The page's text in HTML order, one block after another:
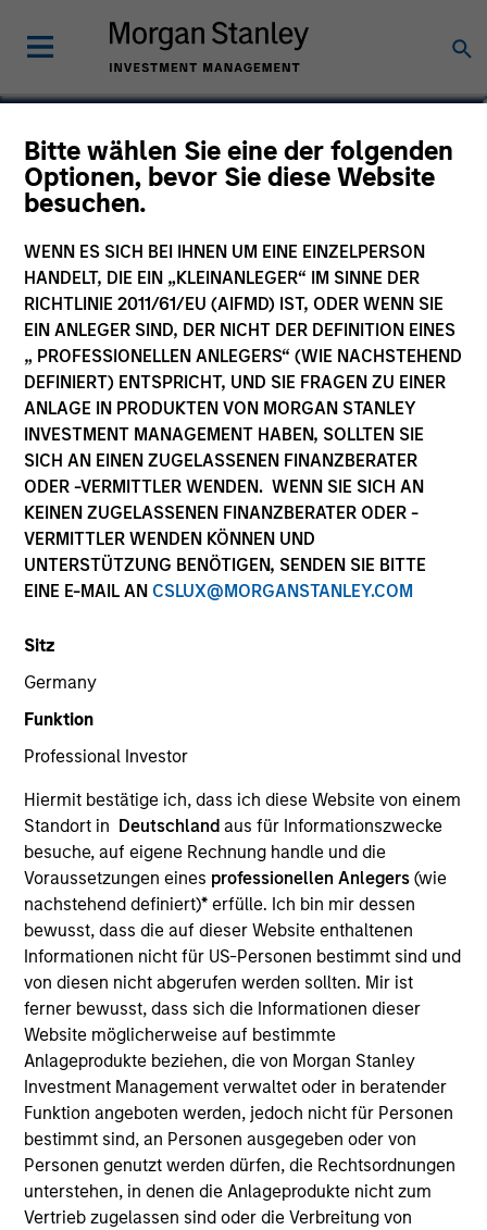
Bitte wählen Sie eine der folgenden
Optionen, bevor Sie diese Website
besuchen.
WENN ES SICH BEI IHNEN UM EINE EINZELPERSON
HANDELT, DIE EIN „KLEINANLEGER“ IM SINNE DER
RICHTLINIE 2011/61/EU (AIFMD) IST, ODER WENN SIE
EIN ANLEGER SIND, DER NICHT DER DEFINITION EINES
„ PROFESSIONELLEN ANLEGERS“ (WIE NACHSTEHEND
DEFINIERT) ENTSPRICHT, UND SIE FRAGEN ZU EINER
ANLAGE IN PRODUKTEN VON MORGAN STANLEY
INVESTMENT MANAGEMENT HABEN, SOLLTEN SIE
SICH AN EINEN ZUGELASSENEN FINANZBERATER
ODER -VERMITTLER WENDEN. WENN SIE SICH AN
KEINEN ZUGELASSENEN FINANZBERATER ODER -
VERMITTLER WENDEN KÖNNEN UND
UNTERSTÜTZUNG BENÖTIGEN, SENDEN SIE BITTE
EINE E-MAIL AN CSLUX@MORGANSTANLEY.COM
Sitz
Germany
Funktion
Professional Investor
Hiermit bestätige ich, dass ich diese Website von einem
Standort in Deutschland aus für Informationszwecke
besuche, auf eigene Rechnung handle und die
Voraussetzungen eines professionellen Anlegers(wie
nachstehend definiert)* erfülle. Ich bin mir dessen
bewusst, dass die auf dieser Website enthaltenen
Informationen nicht für US-Personen bestimmt sind und
von diesen nicht abgerufen werden sollten. Mir ist
ferner bewusst, dass sich die Informationen dieser
Website möglicherweise auf bestimmte
Anlageprodukte beziehen, die von Morgan Stanley
Investment Management verwaltet oder in beratender
Funktion angeboten werden, jedoch nicht für Personen
bestimmt sind, an Personen ausgegeben oder von
Personen genutzt werden dürfen, die Rechtsordnungen
unterstehen, in denen die Anlageprodukte nicht zum
Vertrieb zugelassen sind oder die Verbreitung von
Najmul Hasnain
Managing Director
32 Years
TEAM
Emerging Markets Equity Team
Najmul is a senior member of MSIM, Saudi Arabia.
He joined Morgan Stanley in 2007 and has 30 years
of investment experience. Prior to this, Najmul was
vice president within IBD, Morgan Stanley, where he
played a leading role in IPO, M & A and debt
advisory transactions. Prior to joining Morgan
Stanley, he was an investment manager for Malaz
Group. Prior to this he was a member of the
investment committee at Rana Investment where
he co-managed a special situation fund investing in
the US. Najmul received an M.Sc. in statistics from